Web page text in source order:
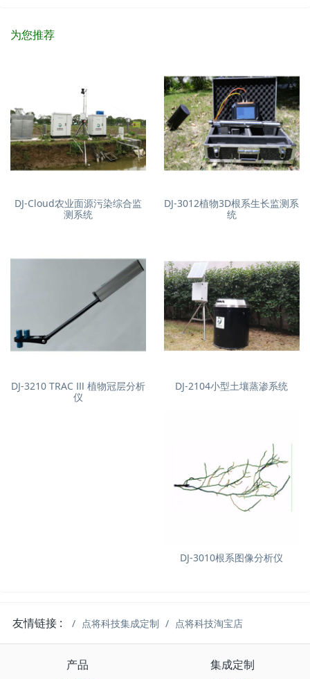
为您推荐
DJ-Cloud农业面源污染综合监
测系统
DJ-3012植物3D根系生长监测系
统
DJ-3210 TRAC Ⅲ 植物冠层分析
仪
DJ-2104小型土壤蒸渗系统
DJ-3010根系图像分析仪
友情链接 : 点将科技集成定制 点将科技淘宝店
产品 集成定制